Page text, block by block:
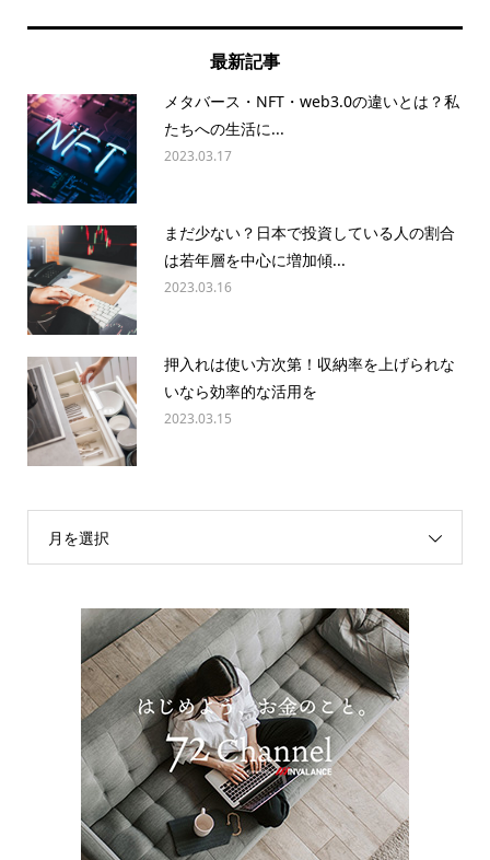
最新記事
メタバース・NFT・web3.0の違いとは？私
たちへの生活に...
2023.03.17
まだ少ない？日本で投資している人の割合
は若年層を中心に増加傾...
2023.03.16
押入れは使い方次第！収納率を上げられな
いなら効率的な活用を
2023.03.15
月を選択